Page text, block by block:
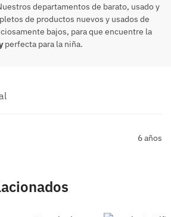
departamentos de barato, usado y
de productos nuevos y usados de
bajos, para que encuentre la
perfecta para la niña.
6 años